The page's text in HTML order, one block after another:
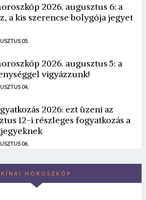
2026. augusztus 6: a
a kis szerencse bolygója jegyet
05.
2026. augusztus 5: a
vigyázzunk!
04.
2026: ezt üzeni az
12-i részleges fogyatkozás a
06.
KÍNAI HOROSZKÓP